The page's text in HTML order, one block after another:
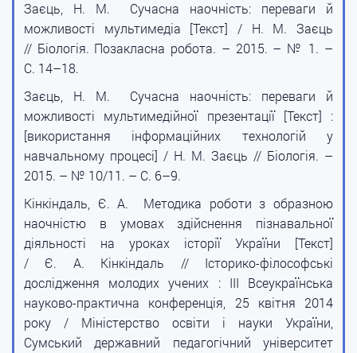
Заєць, Н. М. Сучасна наочність: переваги й
можливості мультимедіа [Текст] / Н. М. Заєць
// Біологія. Позакласна робота. – 2015. – № 1. –
С. 14–18.
Заєць, Н. М. Сучасна наочність: переваги й
можливості мультимедійної презентації [Текст] :
[використання інформаційних технологій у
навчальному процесі] / Н. М. Заєць // Біологія. –
2015. – № 10/11. – С. 6–9.
Кінкіндаль, Є. А. Методика роботи з образною
наочністю в умовах здійснення пізнавальної
діяльності на уроках історії України [Текст]
/ Є. А. Кінкіндаль // Історико-філософські
дослідження молодих учених : III Всеукраїнська
науково-практична конференція, 25 квітня 2014
року / Міністерство освіти і науки України,
Сумський державний педагогічний університет